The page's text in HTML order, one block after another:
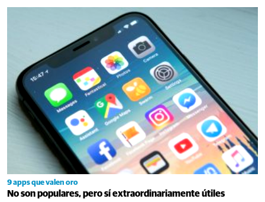
9 apps que valen oro
No son populares, pero sí extraordinariamente útiles